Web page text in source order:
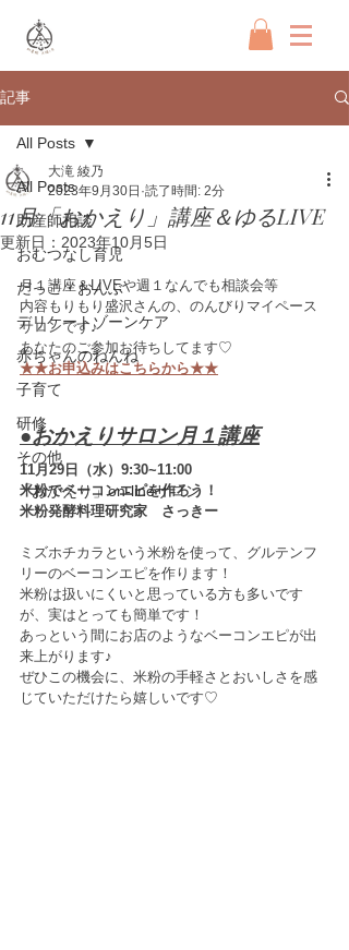
記事
All Posts
助産師相談
おむつなし育児
だっこ・おんぶ
デリケートゾーンケア
赤ちゃんのねんね
子育て
研修
その他
「おかえり」on-lineサロン
All Posts
11月「おかえり」講座＆ゆるLIVE
大滝 綾乃
2023年9月30日 読了時間: 2分
更新日： 2023年10月5日
月１講座＆LIVEや週１なんでも相談会等
内容もりもり盛沢さんの、のんびりマイペース
サロンです♪
あなたのご参加お待ちしてます♡
★★お申込みはこちらから★★
●おかえりサロン月１講座
11月29日（水）9:30~11:00
米粉でベーコンエピを作ろう！
米粉発酵料理研究家　さっきー
ミズホチカラという米粉を使って、グルテンフ
リーのベーコンエピを作ります！
米粉は扱いにくいと思っている方も多いです
が、実はとっても簡単です！
あっという間にお店のようなベーコンエピが出
来上がります♪
ぜひこの機会に、米粉の手軽さとおいしさを感
じていただけたら嬉しいです♡